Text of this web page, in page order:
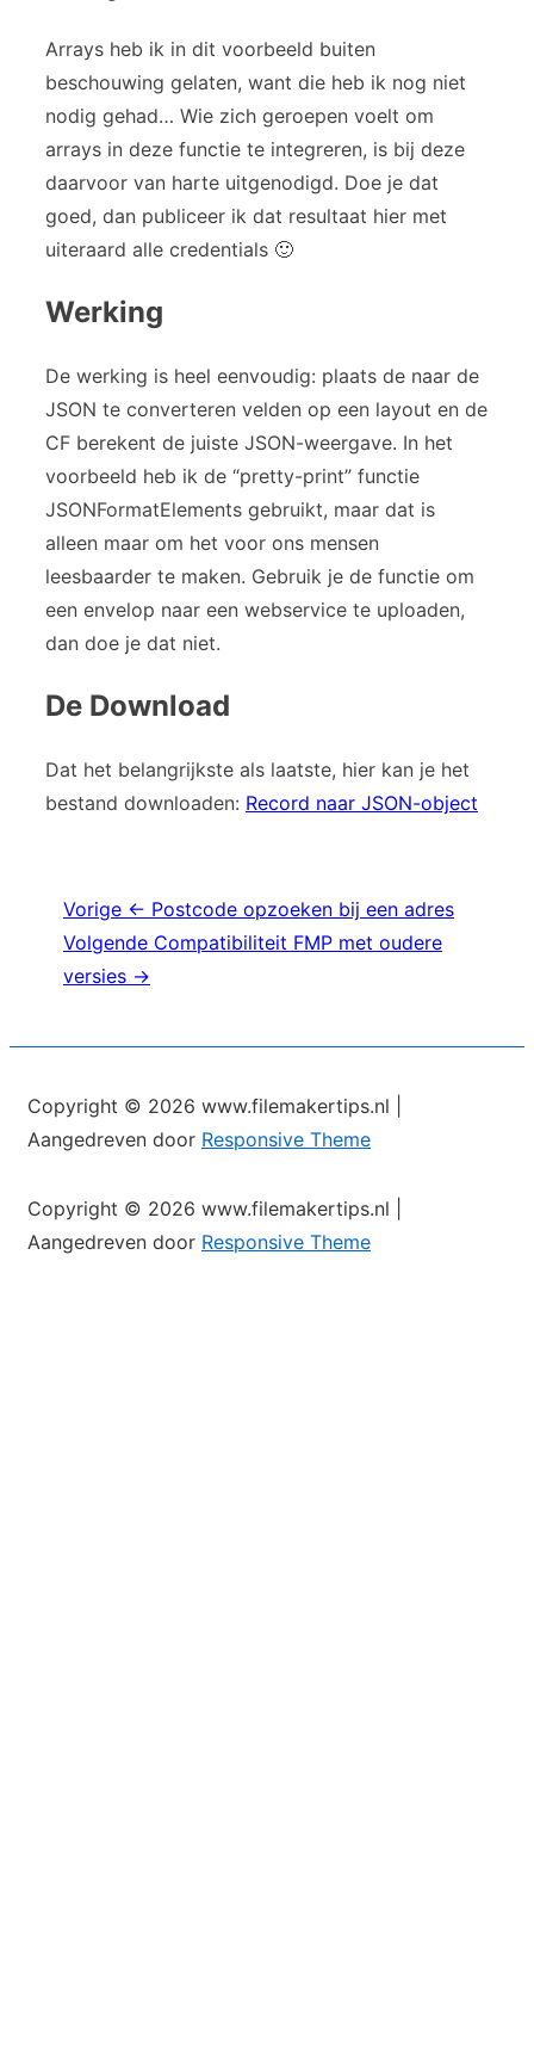
Arrays heb ik in dit voorbeeld buiten
beschouwing gelaten, want die heb ik nog niet
nodig gehad… Wie zich geroepen voelt om
arrays in deze functie te integreren, is bij deze
daarvoor van harte uitgenodigd. Doe je dat
goed, dan publiceer ik dat resultaat hier met
uiteraard alle credentials 🙂
Werking
De werking is heel eenvoudig: plaats de naar de
JSON te converteren velden op een layout en de
CF berekent de juiste JSON-weergave. In het
voorbeeld heb ik de “pretty-print” functie
JSONFormatElements gebruikt, maar dat is
alleen maar om het voor ons mensen
leesbaarder te maken. Gebruik je de functie om
een envelop naar een webservice te uploaden,
dan doe je dat niet.
De Download
Dat het belangrijkste als laatste, hier kan je het
bestand downloaden: Record naar JSON-object
Bericht
navigatie
Vorige ← Postcode opzoeken bij een adres
Volgende Compatibiliteit FMP met oudere
versies →
Copyright © 2026 www.filemakertips.nl
Aangedreven door Responsive Theme
Copyright © 2026 www.filemakertips.nl
Aangedreven door Responsive Theme